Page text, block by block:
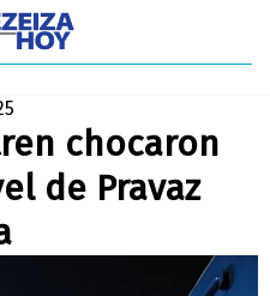
chocaron
de Pravaz